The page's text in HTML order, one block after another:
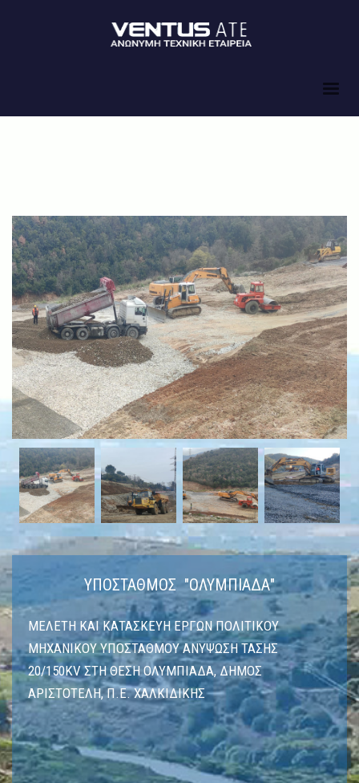
ΥΠΟΣΤΑΘΜΟΣ "ΟΛΥΜΠΙΑΔΑ"
ΜΕΛΕΤΗ ΚΑΙ ΚΑΤΑΣΚΕΥΗ ΕΡΓΩΝ ΠΟΛΙΤΙΚΟΥ
ΜΗΧΑΝΙΚΟΥ ΥΠΟΣΤΑΘΜΟΥ ΑΝΥΨΩΣΗ ΤΑΣΗΣ
20/150KV ΣΤΗ ΘΕΣΗ ΟΛΥΜΠΙΑΔΑ, ΔΗΜΟΣ
ΑΡΙΣΤΟΤΕΛΗ, Π.Ε. ΧΑΛΚΙΔΙΚΗΣ